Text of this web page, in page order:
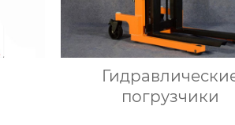
погрузчики